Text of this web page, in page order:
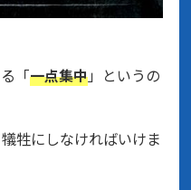
「一点集中」というの
牲にしなければいけま